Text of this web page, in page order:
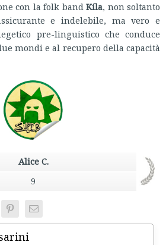
con la folk bandKíla, non soltanto
e indelebile, ma vero e
pre-linguistico che conduce
mondi e al recupero della capacità
Alice C.
9
PinterestEmail